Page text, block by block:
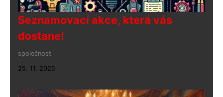
Seznamovací akce, která vás
dostane!
společnost
25. 11. 2025